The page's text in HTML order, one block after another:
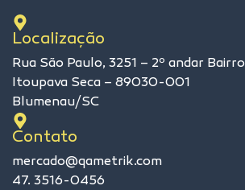
Localização
Rua São Paulo, 3251 – 2º andar Bairro
Itoupava Seca – 89030-001
Blumenau/SC
Contato
mercado@qametrik.com
47. 3516-0456